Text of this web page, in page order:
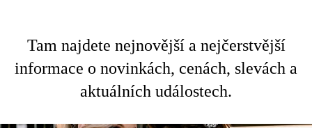
Tam najdete nejnovější a nejčerstvější
informace o novinkách, cenách, slevách a
aktuálních událostech.